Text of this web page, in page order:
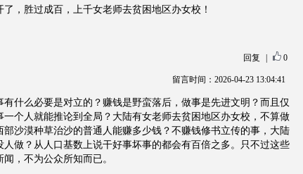
了，胜过成百，上千女老师去贫困地区办女校！
回复 0
留言时间：2026-04-23 13:04:41
有什么必要是对立的？赚钱是野蛮落后，做事是先进文明？而且仅
一个人就能推论到全局？大陆有女老师去贫困地区办女校，不算做
部沙漠种草治沙的普通人能赚多少钱？不赚钱修书立传的事，大陆
人做？从人口基数上说干好事坏事的都会有百倍之多。只不过这些
，不为公众所知而已。